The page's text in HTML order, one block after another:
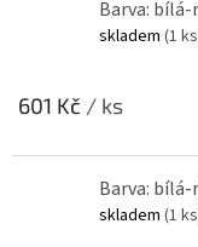
Barva: bílá-
skladem (1
601 Kč / ks
Barva:
skladem (1